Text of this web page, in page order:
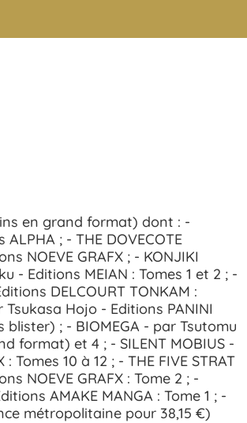
en grand format) dont : -
; - THE DOVECOTE
NOEVE GRAFX ; - KONJIKI
- Editions MEIAN : Tomes 1 et 2 ; -
DELCOURT TONKAM :
Tsukasa Hojo - Editions PANINI
blister) ; - BIOMEGA - par Tsutomu
format) et 4 ; - SILENT MOBIUS -
10 à 12 ; - THE FIVE STRAT
NOEVE GRAFX : Tome 2 ; -
AMAKE MANGA : Tome 1 ; -
métropolitaine pour 38,15 €)